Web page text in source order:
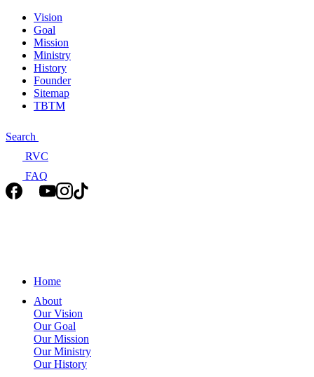
Vision
Goal
Mission
Ministry
History
Founder
Sitemap
TBTM
Search
RVC
FAQ
Home
About
Our Vision
Our Goal
Our Mission
Our Ministry
Our History